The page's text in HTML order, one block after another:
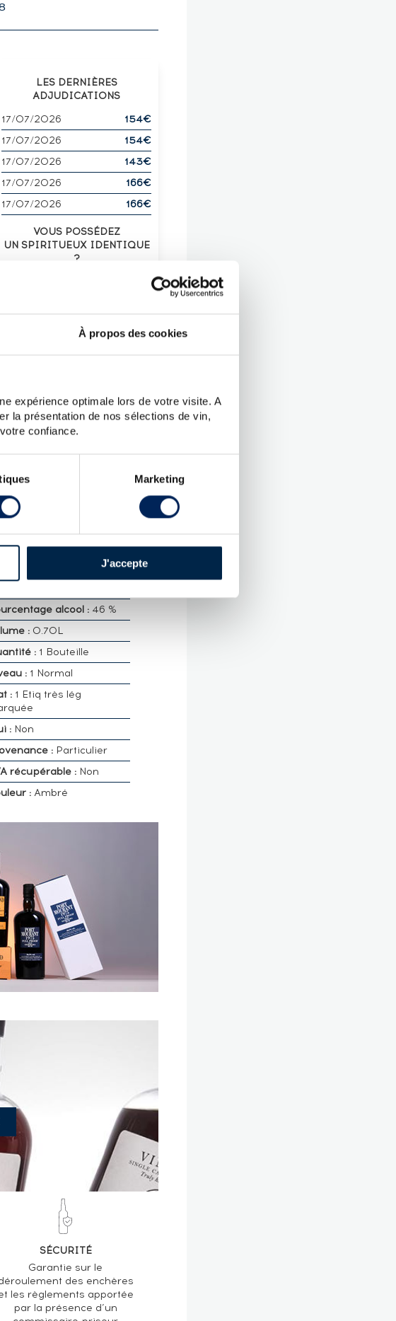
À propos des cookies
expérience optimale lors de votre visite. A
la présentation de nos sélections de vin,
confiance.
Marketing
J'accepte
LES DERNIÈRES
ADJUDICATIONS
17/07/2026
154€
17/07/2026
154€
17/07/2026
143€
17/07/2026
166€
17/07/2026
166€
VOUS POSSÉDEZ
UN SPIRITUEUX IDENTIQUE
?
:
:
:Of.
alcool : 46 %
: 0.70L
: 1 Bouteille
: 1 Normal
: 1 Etiq très lég
: Non
: Particulier
récupérable : Non
: Ambré
SÉCURITÉ
Garantie sur le
des enchères
les règlements apportée
par la présence d’un